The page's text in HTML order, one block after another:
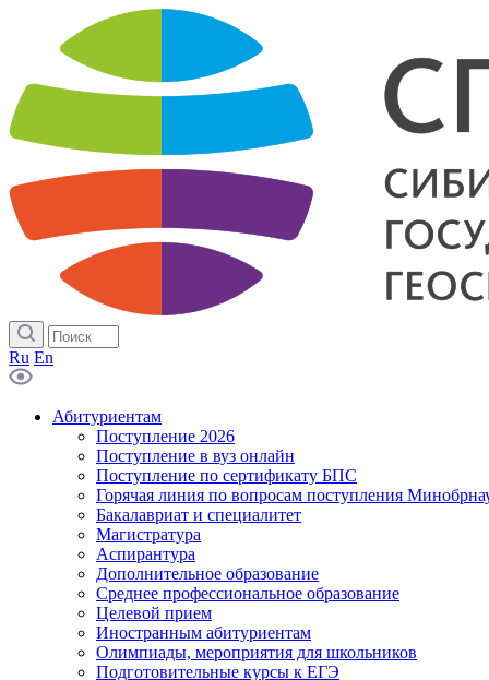
Ru En
Абитуриентам
Поступление 2026
Поступление в вуз онлайн
Поступление по сертификату БПС
Горячая линия по вопросам поступления
Бакалавриат и специалитет
Магистратура
Аспирантура
Дополнительное образование
Среднее профессиональное образование
Целевой прием
Иностранным абитуриентам
Олимпиады, мероприятия для школьников
Подготовительные курсы к ЕГЭ